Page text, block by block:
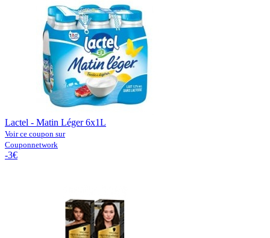
Lactel - Matin Léger 6x1L
Voir ce coupon sur
Couponnetwork
-3€